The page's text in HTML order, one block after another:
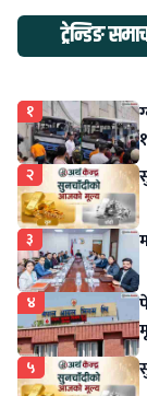
ट्रेन्डिङ
१
२
३
४
५